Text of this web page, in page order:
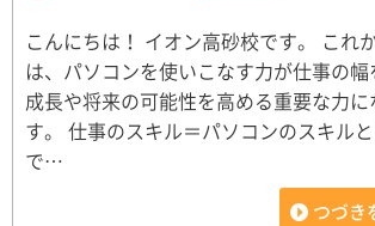
こんにちは！ イオン高砂校です。 これ
は、パソコンを使いこなす力が仕事の
成長や将来の可能性を高める重要な力に
す。 仕事のスキル＝パソコンのスキル
で…
つづき